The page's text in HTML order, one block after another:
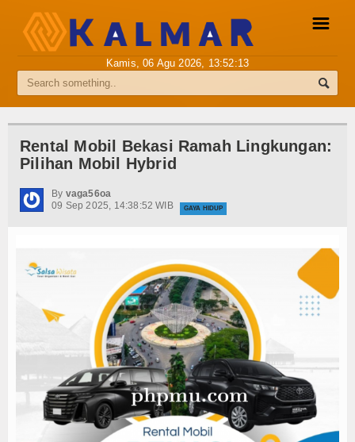
Pemberitaan Media Siber
Internasional
Nasional
Hukum
Cluster
☰
Kamis, 06 Agu 2026, 13:52:14
Rental Mobil Bekasi Ramah Lingkungan:
Pilihan Mobil Hybrid
By vaga56oa
09 Sep 2025, 14:38:52 WIB
GAYA HIDUP